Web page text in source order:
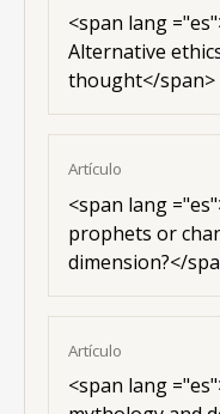
<span lang ="es"
Alternative
thought</span>
Artículo
<span lang ="es"
prophets or
dimension?</
Artículo
<span lang ="es"